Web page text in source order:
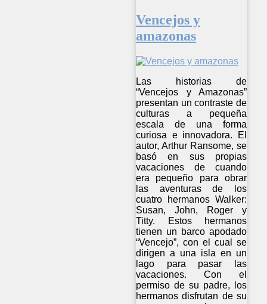
Vencejos y
amazonas
Las historias de
“Vencejos y Amazonas”
presentan un contraste de
culturas a pequeña
escala de una forma
curiosa e innovadora. El
autor, Arthur Ransome, se
basó en sus propias
vacaciones de cuando
era pequeño para obrar
las aventuras de los
cuatro hermanos Walker:
Susan, John, Roger y
Titty. Estos hermanos
tienen un barco apodado
“Vencejo”, con el cual se
dirigen a una isla en un
lago para pasar las
vacaciones. Con el
permiso de su padre, los
hermanos disfrutan de su